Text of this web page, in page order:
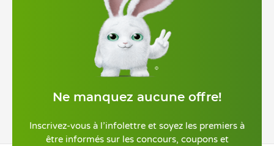
Ne manquez aucune offre!
Inscrivez-vous à l’infolettre et soyez les premiers à
être informés sur les concours, coupons et